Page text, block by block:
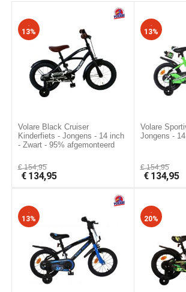
-
13%
Volare Black Cruiser
Kinderfiets - Jongens - 14 inch
- Zwart - 95% afgemonteerd
€154,95
€ 134,95
-
13%
Volare
Jongens -
€154,95
€ 134,95
-
13%
-
20%